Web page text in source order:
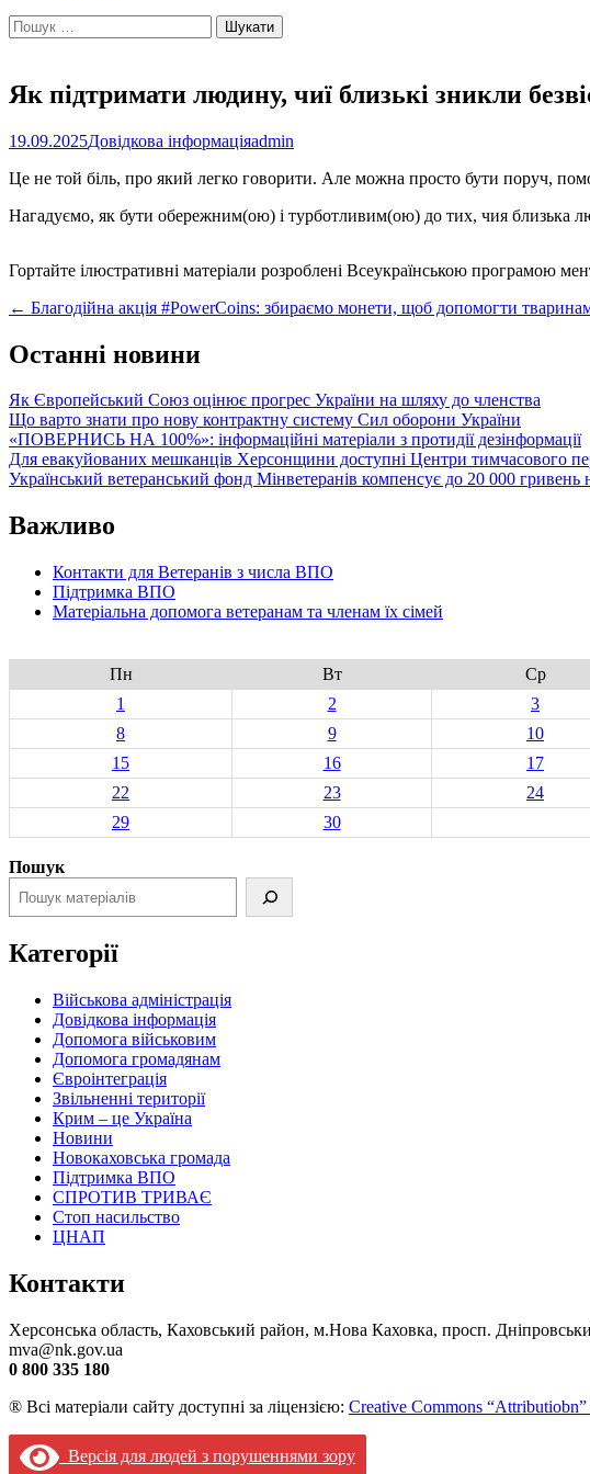
Пошук:
Як підтримати людину, чиї близькі зникли
19.09.2025Довідкова інформаціяadmin
Це не той біль, про який легко говорити. Але можна просто бути поруч,
Нагадуємо, як бути обережним(ою) і турботливим(ою) до тих, чия близька
Гортайте ілюстративні матеріали розроблені Всеукраїнською програмою
Post
navigation
← Благодійна акція #PowerCoins: збираємо монети, щоб допомогти
Останні новини
Як Європейський Союз оцінює прогрес України на шляху до членства
Що варто знати про нову контрактну систему Сил оборони України
«ПОВЕРНИСЬ НА 100%»: інформаційні матеріали з протидії дезінформації
Для евакуйованих мешканців Херсонщини доступні Центри тимчасового
Український ветеранський фонд Мінветеранів компенсує до 20 000 гривень
Важливо
Контакти для Ветеранів з числа ВПО
Підтримка ВПО
Матеріальна допомога ветеранам та членам їх сімей
Пн
Вт Ср
1
2 3
8
9 10
15
16 17
22
23 24
29
30
Пошук
Категорії
Військова адміністрація
Довідкова інформація
Допомога військовим
Допомога громадянам
Євроінтеграція
Звільненні території
Крим – це Україна
Новини
Новокаховська громада
Підтримка ВПО
СПРОТИВ ТРИВАЄ
Стоп насильство
ЦНАП
Контакти
Херсонська область, Каховський район, м.Нова Каховка, просп.
mva@nk.gov.ua
0 800 335 180
® Всі матеріали сайту доступні за ліцензією: Creative Commons “Attributiobn”
Версія для людей з порушеннями зору